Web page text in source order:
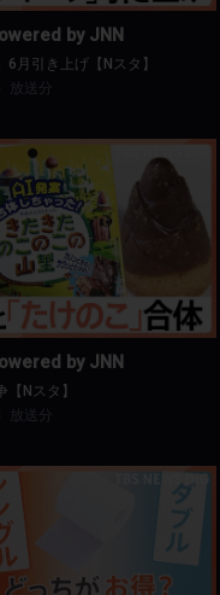
by JNN
6月引き上げ【Nスタ】
放送分
DIG Powered by JNN
ち派」論争【Nスタ】
by JNN
Nスタ】
放送分
DIG Powered by JNN
｣｢ダブル｣お得は？【Nスタ】